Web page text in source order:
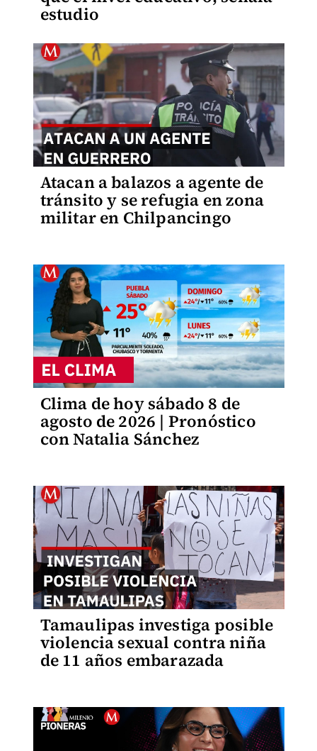
estudio
Atacan a balazos a agente de
tránsito y se refugia en zona
militar en Chilpancingo
Clima de hoy sábado 8 de
agosto de 2026 | Pronóstico
con Natalia Sánchez
Tamaulipas investiga posible
violencia sexual contra niña
de 11 años embarazada